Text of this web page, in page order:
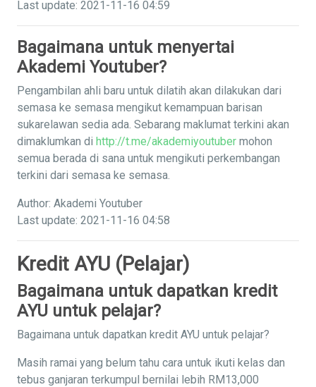
Last update: 2021-11-16 04:59
Bagaimana untuk menyertai
Akademi Youtuber?
Pengambilan ahli baru untuk dilatih akan dilakukan dari
semasa ke semasa mengikut kemampuan barisan
sukarelawan sedia ada. Sebarang maklumat terkini akan
dimaklumkan di http://t.me/akademiyoutuber mohon
semua berada di sana untuk mengikuti perkembangan
terkini dari semasa ke semasa.
Author: Akademi Youtuber
Last update: 2021-11-16 04:58
Kredit AYU (Pelajar)
Bagaimana untuk dapatkan kredit
AYU untuk pelajar?
Bagaimana untuk dapatkan kredit AYU untuk pelajar?
Masih ramai yang belum tahu cara untuk ikuti kelas dan
tebus ganjaran terkumpul bernilai lebih RM13,000